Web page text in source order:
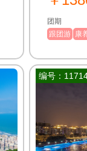
四季都很
团期
跟团游 康
编号：